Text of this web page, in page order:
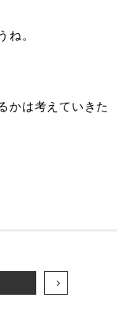
ね。
かは考えていきた